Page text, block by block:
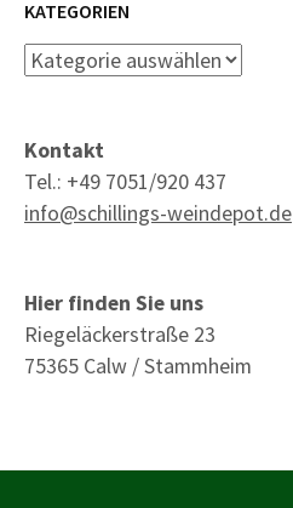
KATEGORIEN
Kategorien
Kontakt
Tel.: +49 7051/920 437
info@schillings-weindepot.de
Hier finden Sie uns
Riegeläckerstraße 23
75365 Calw / Stammheim